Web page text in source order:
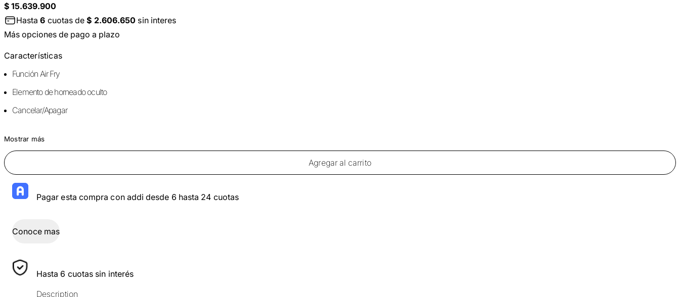
$ 15.639.900
Hasta6 cuotas de$ 2.606.650 sin interes
Más opciones de pago a plazo
Características
Función Air Fry
Elemento de horneado oculto
Cancelar/Apagar
Mostrar más
Agregar al carrito
Pagar esta compra con addi desde 6 hasta 24 cuotas
Conoce mas
Hasta 6 cuotas sin interés
Description